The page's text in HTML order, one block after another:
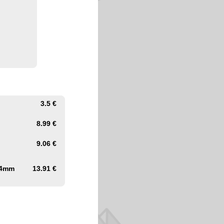
3.5 €
8.99 €
9.06 €
13.91 €